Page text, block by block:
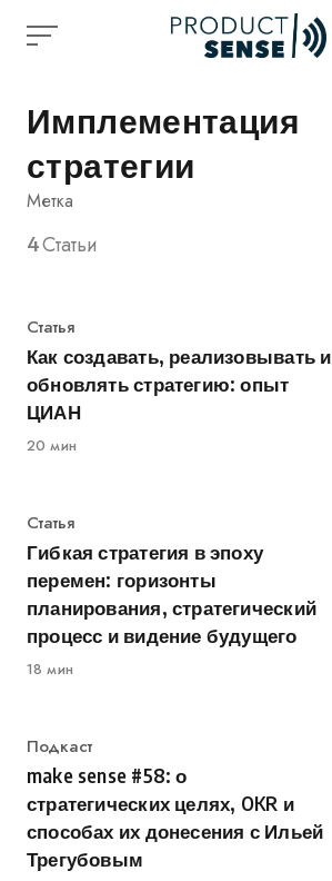
Имплементация
стратегии
Метка
4Статьи
Категория
Статья
Как создавать, реализовывать и
обновлять стратегию: опыт
ЦИАН
20 мин
Категория
Статья
Гибкая стратегия в эпоху
перемен: горизонты
планирования, стратегический
процесс и видение будущего
18 мин
Категория
Подкаст
make sense #58: о
стратегических целях, OKR и
способах их донесения с Ильей
Трегубовым